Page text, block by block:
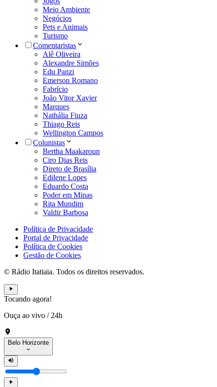
Meio Ambiente
Negócios
Pets e Animais
Turismo
Comentaristas
Alê Oliveira
Alexandre Simões
Edu Panzi
Emerson Romano
Fabrício
João Vitor Xavier
Marques
Nathália Fiuza
Thiago Reis
Wellington Campos
Colunistas
Bertha Maakaroun
Ciro Dias Reis
Direto de Brasília
Edilene Lopes
Eduardo Costa
Poder em Minas
Rita Mundim
Valdir Barbosa
Política de Privacidade
Portal de Privacidade
Política de Cookies
Gestão de Cookies
© Rádio Itatiaia. Todos os direitos reservados.
Tocando agora!
Ouça ao vivo / 24h
Belo Horizonte